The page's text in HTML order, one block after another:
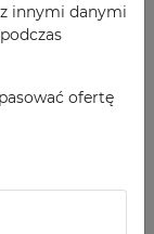
innymi danymi
ofertę
nie